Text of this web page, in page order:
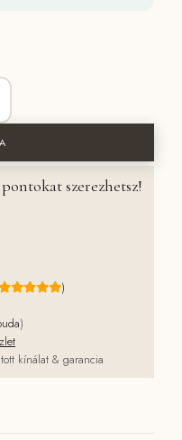
pihenőszék hordozó táska
szerezhetsz!
)
)
kínálat & garancia